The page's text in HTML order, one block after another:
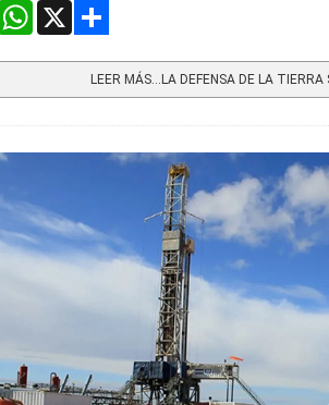
FacebookWhatsApp
LEER MÁS…LA DEFENSA DE LA TIERRA